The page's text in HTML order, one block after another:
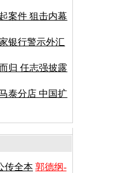
案件 狙击内幕
银行警示外汇
归 任志强披露
泰分店 中国扩
传全本 郭德纲-